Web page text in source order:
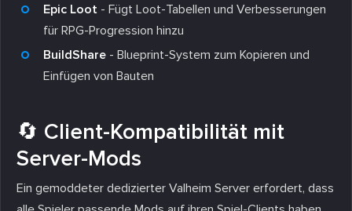
Epic Loot - Fügt Loot-Tabellen und Verbesserungen
für RPG-Progression hinzu
BuildShare - Blueprint-System zum Kopieren und
Einfügen von Bauten
🔄 Client-Kompatibilität mit
Server-Mods
Ein gemoddeter dedizierter Valheim Server erfordert, dass